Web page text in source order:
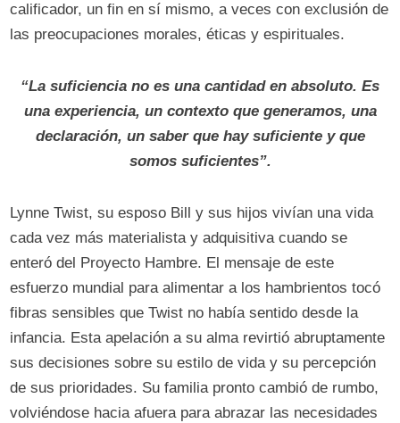
calificador, un fin en sí mismo, a veces con exclusión de
las preocupaciones morales, éticas y espirituales.
“La suficiencia no es una cantidad en absoluto. Es
una experiencia, un contexto que generamos, una
declaración, un saber que hay suficiente y que
somos suficientes”.
Lynne Twist, su esposo Bill y sus hijos vivían una vida
cada vez más materialista y adquisitiva cuando se
enteró del Proyecto Hambre. El mensaje de este
esfuerzo mundial para alimentar a los hambrientos tocó
fibras sensibles que Twist no había sentido desde la
infancia. Esta apelación a su alma revirtió abruptamente
sus decisiones sobre su estilo de vida y su percepción
de sus prioridades. Su familia pronto cambió de rumbo,
volviéndose hacia afuera para abrazar las necesidades